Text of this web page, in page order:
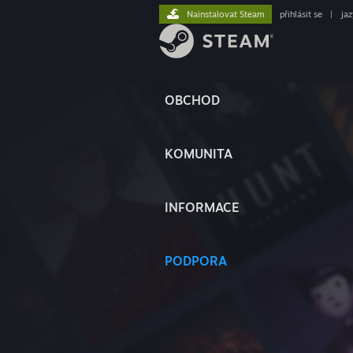
OBCHOD
KOMUNITA
INFORMACE
PODPORA
Nainstalovat Steam přihlásit se